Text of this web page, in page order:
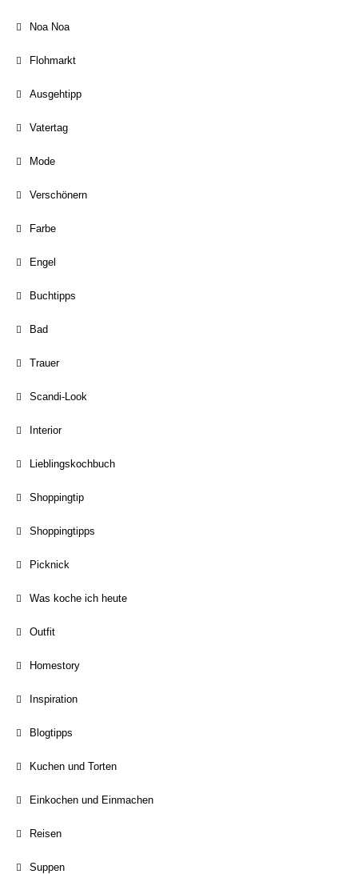
Noa Noa
Flohmarkt
Ausgehtipp
Vatertag
Mode
Verschönern
Farbe
Engel
Buchtipps
Bad
Trauer
Scandi-Look
Interior
Lieblingskochbuch
Shoppingtip
Shoppingtipps
Picknick
Was koche ich heute
Outfit
Homestory
Inspiration
Blogtipps
Kuchen und Torten
Einkochen und Einmachen
Reisen
Suppen